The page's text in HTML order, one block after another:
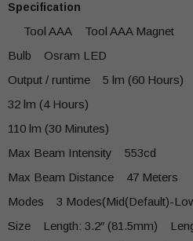
Specification
Tool AAA Tool AAA Magnet
Bulb Osram LED
Output / runtime 5 lm (60 Hours)
32 lm (4 Hours)
110 lm (30 Minutes)
Max Beam Intensity 553cd
Max Beam Distance 47 Meters
Modes 3 Modes(Mid(Default)-
Size Length: 3.2″ (81.5mm)